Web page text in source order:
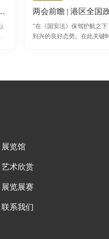
席于一身张孝勇画作欣赏
“在《国安法》保驾护航之
到兴的良好态势。在此关键
展览馆
艺术欣赏
展览展赛
联系我们